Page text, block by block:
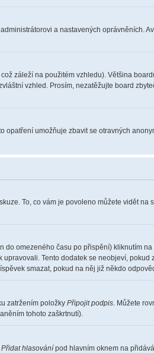
a nastavených oprávněních.
záleží na použitém vzhledu). Většina
vzhled. Prosím, nezatěžujte board
opatření umožňuje zbavit se otravných
To, co vám je povoleno můžete vidět na
do omezeného času po přispění) kliknutím na
Tento dodatek se neobjeví, pokud
smazat, pokud na něj již někdo
zatržením položky Připojit podpis. Můžete
tohoto zaškrtnutí).
Přidat hlasování pod hlavním oknem na